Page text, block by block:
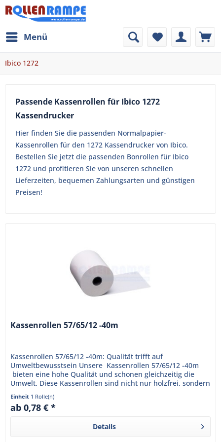
Menü
Ibico 1272
Passende Kassenrollen für Ibico 1272
Kassendrucker
Hier finden Sie die passenden Normalpapier-
Kassenrollen für den 1272 Kassendrucker von Ibico.
Bestellen Sie jetzt die passenden Bonrollen für Ibico
1272 und profitieren Sie von unseren schnellen
Lieferzeiten, bequemen Zahlungsarten und günstigen
Preisen!
Kassenrollen 57/65/12 -40m
Kassenrollen 57/65/12 -40m: Qualität trifft auf
Umweltbewusstsein Unsere Kassenrollen 57/65/12 -40m
bieten eine hohe Qualität und schonen gleichzeitig die
Umwelt. Diese Kassenrollen sind nicht nur holzfrei, sondern
auch...
Einheit 1 Rolle(n)
ab 0,78 € *
Details